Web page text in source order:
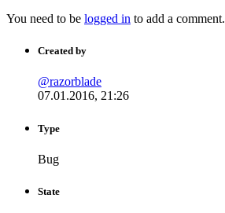
You need to be logged in to add a comment.
Created by
@razorblade
07.01.2016, 21:26
Type
Bug
State